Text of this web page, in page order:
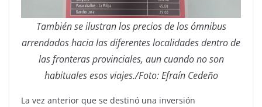
También se ilustran los precios de los ómnibus
arrendados hacia las diferentes localidades dentro de
las fronteras provinciales, aun cuando no son
habituales esos viajes./Foto: Efraín Cedeño
La vez anterior que se destinó una inversión